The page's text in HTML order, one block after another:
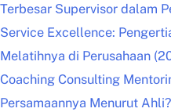
Terbesar Supervisor dalam
Service Excellence:
Melatihnya di Perusahaan
Coaching Consulting
Persamaannya Menurut Ahli?